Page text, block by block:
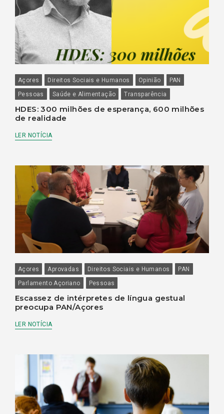
Açores Direitos Sociais e Humanos Opinião
PAN
Pessoas
Saúde e Alimentação Transparência
HDES: 300 milhões de esperança, 600 milhões
de realidade
LER NOTÍCIA
Açores Aprovadas Direitos Sociais e Humanos
PAN
Parlamento Açoriano
Pessoas
Escassez de intérpretes de língua gestual
preocupa PAN/Açores
LER NOTÍCIA